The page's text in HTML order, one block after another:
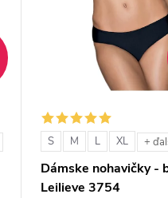
S M L XL +
Dámske nohavičky -
Leilieve 3754